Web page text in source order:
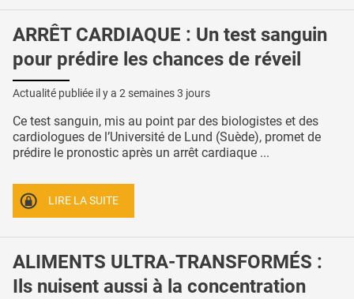
ARRÊT CARDIAQUE : Un test sanguin
pour prédire les chances de réveil
Actualité publiée il y a 2 semaines 3 jours
Ce test sanguin, mis au point par des biologistes et des
cardiologues de l’Université de Lund (Suède), promet de
prédire le pronostic après un arrêt cardiaque ...
LIRE LA SUITE
ALIMENTS ULTRA-TRANSFORMÉS :
Ils nuisent aussi à la concentration